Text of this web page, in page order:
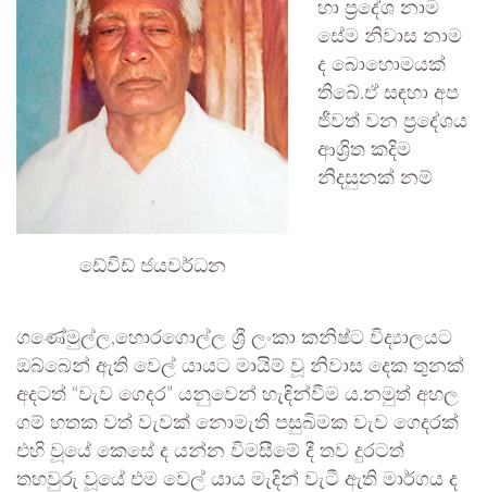
ඩේවිඩ් ජයවර්ධන
හා ප්‍රදේශ නාම
සේම නිවාස නාම
ද බොහොමයක්
තිබේ.ඒ සඳහා අප
ජීවත් වන ප්‍රදේශය
ආශ්‍රිත කදිම
නිදසුනක් නම්
ගණේමුල්ල,හොරගොල්ල ශ්‍රී ලංකා කනිෂ්ට විද්‍යාලයට
ඔබ්බෙන් ඇති වෙල් යායට මායිම් වූ නිවාස දෙක තුනක්
අදටත් “වැව ගෙදර” යනුවෙන් හැඳින්වීම ය.නමුත් අහල
ගම් හතක වත් වැවක් නොමැති පසුබිමක වැව ගෙදරක්
එහි වූයේ කෙසේ ද යන්න විමසීමේ දී තව දුරටත්
තහවුරු වූයේ එම වෙල් යාය මැදින් වැටී ඇති මාර්ගය ද